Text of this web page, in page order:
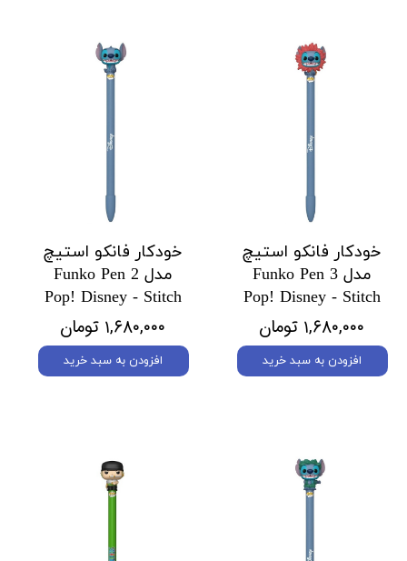
خودکار فانکو استیچ
مدل 3 Funko Pen
Pop! Disney - Stitch
۱,۶۸۰,۰۰۰ تومان
افزودن به سبد خرید
خودکار فانکو استیچ
مدل 2 Funko Pen
Pop! Disney - Stitch
۱,۶۸۰,۰۰۰ تومان
افزودن به سبد خرید